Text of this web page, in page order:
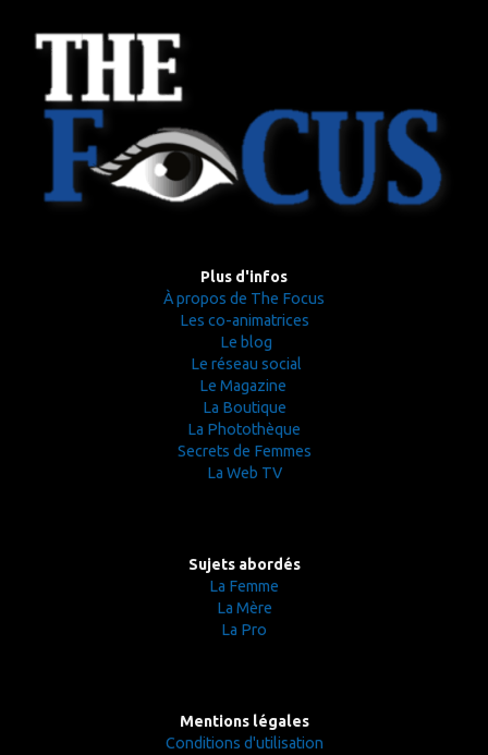
Plus d'infos
À propos de The Focus
Les co-animatrices
Le blog
Le réseau social
Le Magazine
La Boutique
La Photothèque
Secrets de Femmes
La Web TV
Sujets abordés
La Femme
La Mère
La Pro
Mentions légales
Conditions d'utilisation